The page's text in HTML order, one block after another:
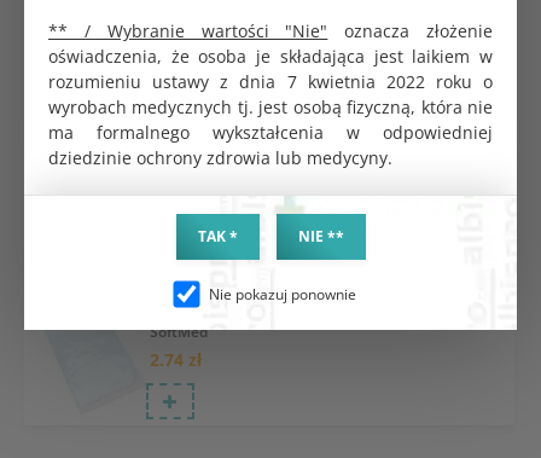
** / Wybranie wartości "Nie" oznacza złożenie
oświadczenia, że osoba je składająca jest laikiem w
rozumieniu ustawy z dnia 7 kwietnia 2022 roku o
wyrobach medycznych tj. jest osobą fizyczną, która nie
ma formalnego wykształcenia w odpowiedniej
dziedzinie ochrony zdrowia lub medycyny.
TAK * NIE **
Nie pokazuj ponownie
Saltec
0.24 zł
Koperta do sterylizacji samoprzylepna 9x23cm
SoftMed
2.74 zł